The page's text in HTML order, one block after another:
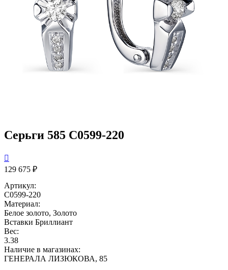
Серьги 585 С0599-220

129 675 ₽
Артикул:
С0599-220
Материал:
Белое золото, Золото
Вставки Бриллиант
Вес:
3.38
Наличие в магазинах:
ГЕНЕРАЛА ЛИЗЮКОВА, 85